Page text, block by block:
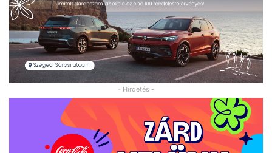
- Hirdetés -